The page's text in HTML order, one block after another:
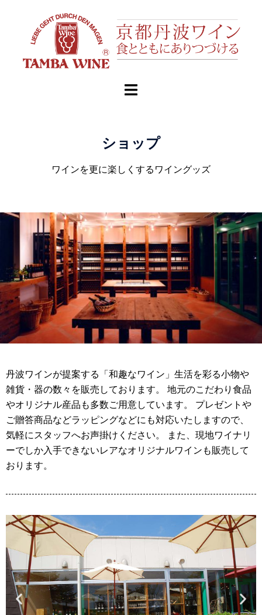
ショップ
ワインを更に楽しくするワイングッズ
丹波ワインが提案する「和趣なワイン」生活を彩る小物や
雑貨・器の数々を販売しております。 地元のこだわり食品
やオリジナル産品も多数ご用意しています。 プレゼントや
ご贈答商品などラッピングなどにも対応いたしますので、
気軽にスタッフへお声掛けください。 また、現地ワイナリ
ーでしか入手できないレアなオリジナルワインも販売して
おります。